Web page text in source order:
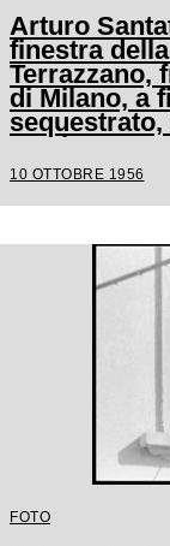
Arturo
finestra
Terrazzano,
di Milano, a
un'altra
10 OTTOBRE 1956
FOTO